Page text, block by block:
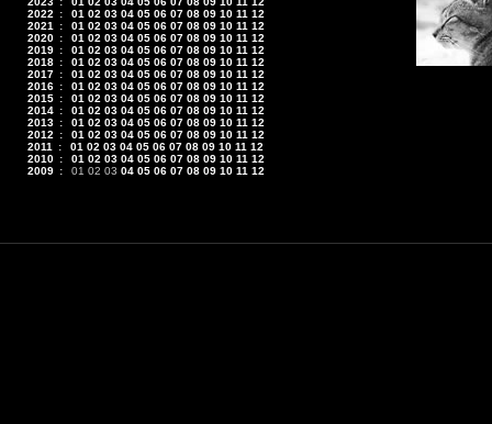
2022
: 01 02 03 04 05 06 07 08 09 10 11 12
2021
: 01 02 03 04 05 06 07 08 09 10 11 12
2020 : 01 02 03 04 05 06 07 08 09 10 11 12
2019 : 01 02 03 04 05 06 07 08 09 10 11 12
2018 : 01 02 03 04 05 06 07 08 09 10 11 12
2017 : 01 02 03 04 05 06 07 08 09 10 11 12
2016 : 01 02 03 04 05 06 07 08 09 10 11 12
2015 : 01 02 03 04 05 06 07 08 09 10 11 12
2014 : 01 02 03 04 05 06 07 08 09 10 11 12
2013 : 01 02 03 04 05 06 07 08 09 10 11 12
2012
: 01 02 03 04 05 06 07 08 09 10 11 12
2011
: 01 02 03 04 05 06 07 08 09 10 11 12
2010 : 01 02 03 04 05 06 07 08 09 10 11 12
2009 : 01 02 03 04 05 06 07 08 09 10 11 12